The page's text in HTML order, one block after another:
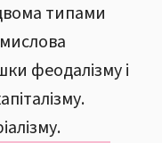
типами
феодалізму і